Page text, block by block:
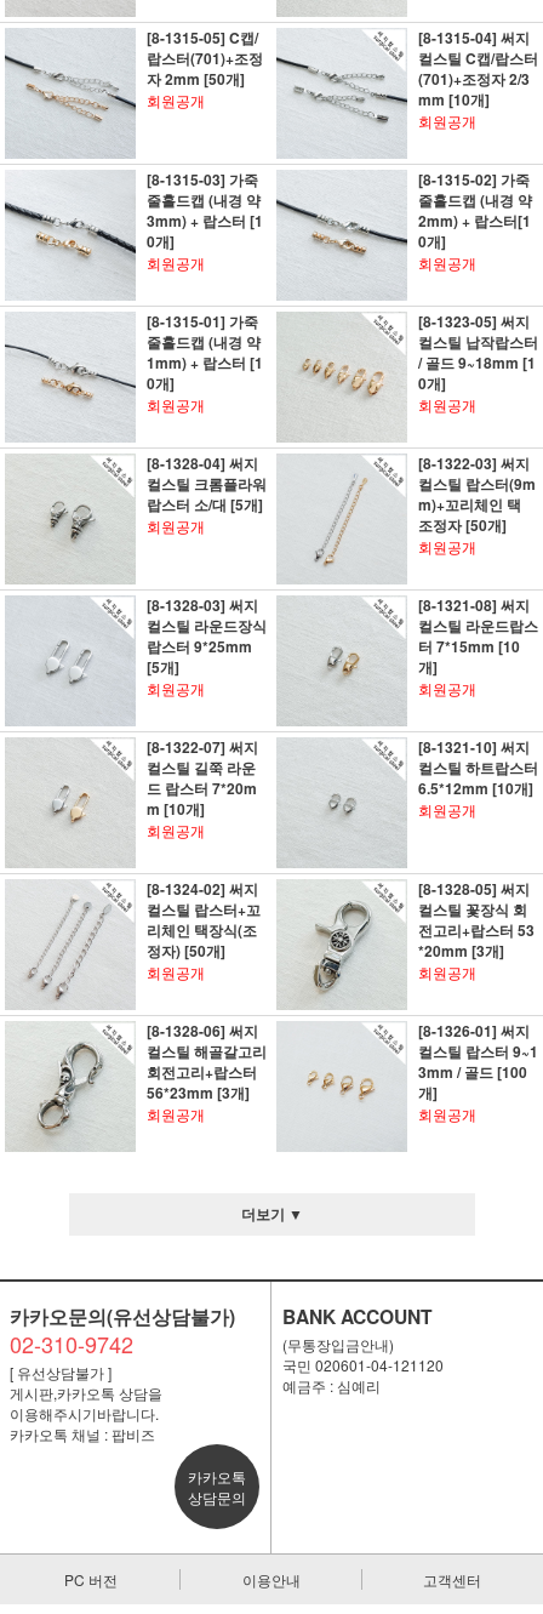
[8-1315-05] C캡/
랍스터(701)+조정
자 2mm [50개]
회원공개
[8-1315-04] 써지
컬스틸 C캡/랍스터
(701)+조정자 2/3
mm [10개]
회원공개
[8-1315-03] 가죽
줄홀드캡 (내경 약
3mm) + 랍스터 [1
0개]
회원공개
[8-1315-02] 가죽
줄홀드캡 (내경 약
2mm) + 랍스터[1
0개]
회원공개
[8-1315-01] 가죽
줄홀드캡 (내경 약
1mm) + 랍스터 [1
0개]
회원공개
[8-1323-05] 써지
컬스틸 납작랍스터
/ 골드 9~18mm [1
0개]
회원공개
[8-1328-04] 써지
컬스틸 크롬플라워
랍스터 소/대 [5개]
회원공개
[8-1322-03] 써지
컬스틸 랍스터(9m
m)+꼬리체인 택
조정자 [50개]
회원공개
[8-1328-03] 써지
컬스틸 라운드장식
랍스터 9*25mm
[5개]
회원공개
[8-1321-08] 써지
컬스틸 라운드랍스
터 7*15mm [10
개]
회원공개
[8-1322-07] 써지
컬스틸 길쭉 라운
드 랍스터 7*20m
m [10개]
회원공개
[8-1321-10] 써지
컬스틸 하트랍스터
6.5*12mm [10개]
회원공개
[8-1324-02] 써지
컬스틸 랍스터+꼬
리체인 택장식(조
정자) [50개]
회원공개
[8-1328-05] 써지
컬스틸 꽃장식 회
전고리+랍스터 53
*20mm [3개]
회원공개
[8-1328-06] 써지
컬스틸 해골갈고리
회전고리+랍스터
56*23mm [3개]
회원공개
[8-1326-01] 써지
컬스틸 랍스터 9~1
3mm / 골드 [100
개]
회원공개
더보기 ▼
카카오문의(유선상담불가)
02-310-9742
[ 유선상담불가 ]
게시판,카카오톡 상담을
이용해주시기바랍니다.
카카오톡 채널 : 팝비즈
카카오톡
상담문의
BANK ACCOUNT
(무통장입금안내)
국민 020601-04-121120
예금주 : 심예리
PC 버전 이용안내 고객센터